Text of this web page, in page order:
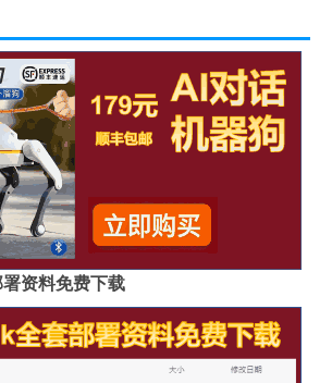
资料免费下载